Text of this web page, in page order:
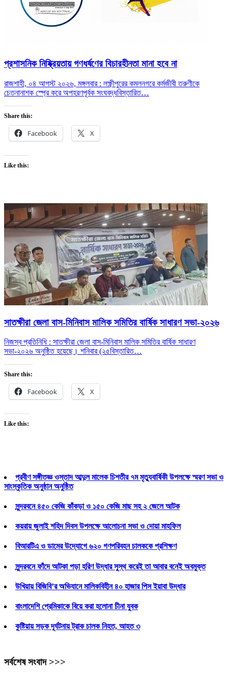
প্রশাসনিক নিষ্ক্রিয়তায় গণধর্ষণের বিচারহীনতা মানা হবে না
রাজশাহী, ০৪ আগস্ট ২০২৬, মঙ্গলবার : লক্ষ্ণীপুরের কমলনগরে কর্মজীবী তরুণীকে
চেতনানাশক স্প্রে করে অপহরণপূর্বক সংঘবদ্ধবিস্তারিত…
Share this:
Facebook X
Like this:
সাতক্ষীরা জেলা বাস-মিনিবাস মালিক সমিতির বার্ষিক সাধারণ সভা-২০২৬
নিজস্ব প্রতিনিধি : সাতক্ষীরা জেলা বাস-মিনিবাস মালিক সমিতির বার্ষিক সাধারণ
সভা-২০২৬ অনুষ্ঠিত হয়েছে। শনিবার (২৫বিস্তারিত…
Share this:
Facebook X
Like this:
প্রবীণ সঙ্গীতজ্ঞ ওস্তাদ আব্দুল মালেক চিশতীর ৭ম মৃত্যুবার্ষিকী উপলক্ষে স্মরণ সভা ও
সাংস্কৃতিক অনুষ্ঠান অনুষ্ঠিত
সুন্দরবনে ৪৫০ কেজি কাঁকড়া ও ১৫০ কেজি মাছ সহ ২ জেলে আটক
কয়রায় জুলাই শহিদ দিবস উপলক্ষে আলোচনা সভা ও দোয়া মাহফিল
বিআরটিএ ও ডামের উদ্যোগে ৬২০ গণপরিবহন চালককে প্রশিক্ষণ
সুন্দরবনে ফাঁদে আটকা পড়া হরিণ উদ্ধার সুস্থ করেই তা আবার বনেই অবমুক্ত
উখিয়ায় বিজিবি’র অভিযানে মালিকবিহীন ৪০ হাজার পিস ইয়াবা উদ্ধার
বাংলাদেশি প্রেমিকাকে বিয়ে করা হলোনা চীনা যুবক
কুষ্টিয়ায় সড়ক দূর্ঘটনায় ট্রাক চালক নিহত, আহত ৩
সর্বশেষ সংবাদ >>>